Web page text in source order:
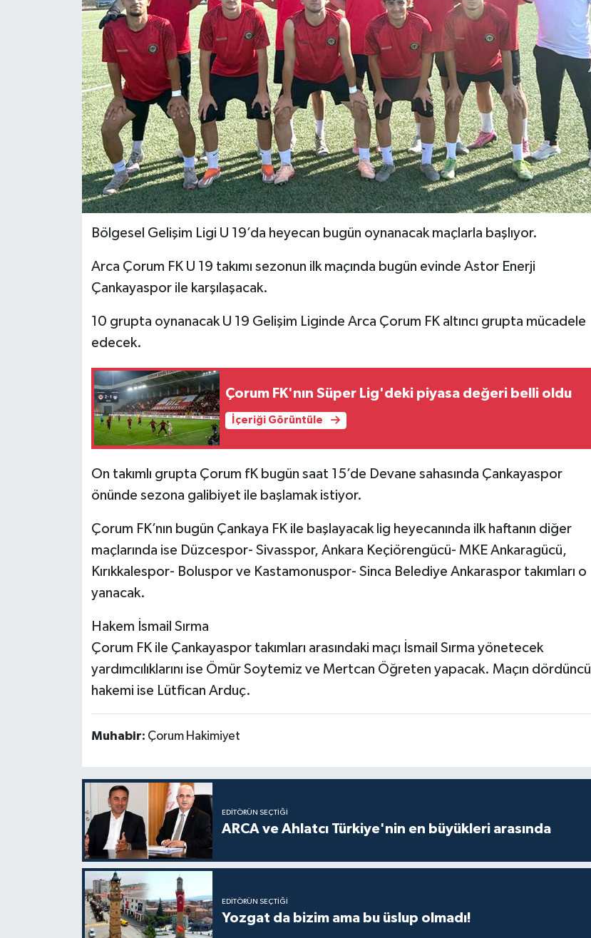
Bölgesel Gelişim Ligi U 19’da heyecan bugün oynanacak maçlarla başlıyor.
Arca Çorum FK U 19 takımı sezonun ilk maçında bugün evinde Astor Enerji
Çankayaspor ile karşılaşacak.
10 grupta oynanacak U 19 Gelişim Liginde Arca Çorum FK altıncı grupta mücadele
edecek.
Çorum FK'nın Süper Lig'deki piyasa değeri belli oldu
İçeriği Görüntüle
On takımlı grupta Çorum fK bugün saat 15’de Devane sahasında Çankayaspor
önünde sezona galibiyet ile başlamak istiyor.
Çorum FK’nın bugün Çankaya FK ile başlayacak lig heyecanında ilk haftanın diğer
maçlarında ise Düzcespor- Sivasspor, Ankara Keçiörengücü- MKE Ankaragücü,
Kırıkkalespor- Boluspor ve Kastamonuspor- Sinca Belediye Ankaraspor takımları o
yanacak.
Hakem İsmail Sırma
Çorum FK ile Çankayaspor takımları arasındaki maçı İsmail Sırma yönetecek
yardımcılıklarını ise Ömür Soytemiz ve Mertcan Öğreten yapacak. Maçın dördüncü
hakemi ise Lütfican Arduç.
Muhabir: Çorum Hakimiyet
EDITÖRÜN SEÇTIĞI
ARCA ve Ahlatcı Türkiye'nin en büyükleri arasında
EDITÖRÜN SEÇTIĞI
Yozgat da bizim ama bu üslup olmadı!
İLÇELER
OTOPARK
TEKNOLOJİ